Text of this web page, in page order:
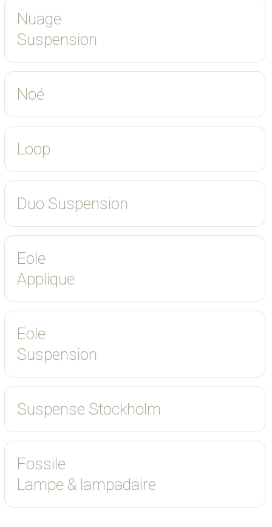
Nuage
Suspension
Noé
Loop
Duo Suspension
Eole
Applique
Eole
Suspension
Suspense Stockholm
Fossile
Lampe & lampadaire